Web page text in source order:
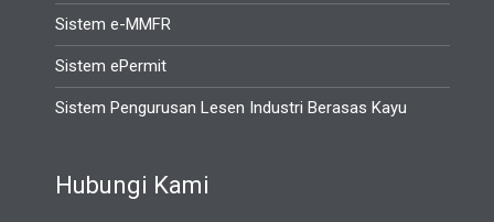
Sistem e-MMFR
Sistem ePermit
Sistem Pengurusan Lesen Industri Berasas Kayu
Hubungi Kami